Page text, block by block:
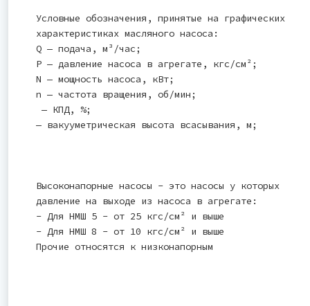
Условные обозначения, принятые на графических
характеристиках масляного насоса:
Q — подача, м³/час;
Р — давление насоса в агрегате, кгс/см²;
N — мощность насоса, кВт;
n — частота вращения, об/мин;
— КПД, %;
— вакууметрическая высота всасывания, м;
Высоконапорные насосы - это насосы у которых
давление на выходе из насоса в агрегате:
- Для НМШ 5 - от 25 кгс/см² и выше
- Для НМШ 8 - от 10 кгс/см² и выше
Прочие относятся к низконапорным